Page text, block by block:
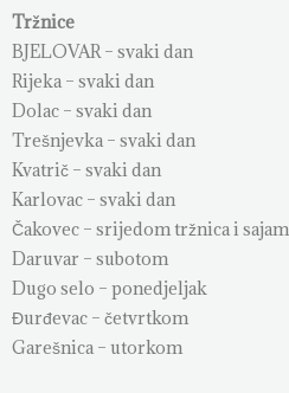
Tržnice
BJELOVAR – svaki dan
Rijeka – svaki dan
Dolac – svaki dan
Trešnjevka – svaki dan
Kvatrič – svaki dan
Karlovac – svaki dan
Čakovec – srijedom tržnica i sajam
Daruvar – subotom
Dugo selo – ponedjeljak
Đurđevac – četvrtkom
Garešnica – utorkom